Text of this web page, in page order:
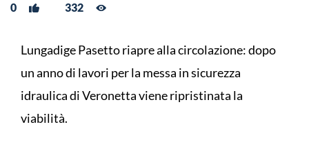
0 332
Lungadige Pasetto riapre alla circolazione: dopo
un anno di lavori per la messa in sicurezza
idraulica di Veronetta viene ripristinata la
viabilità.